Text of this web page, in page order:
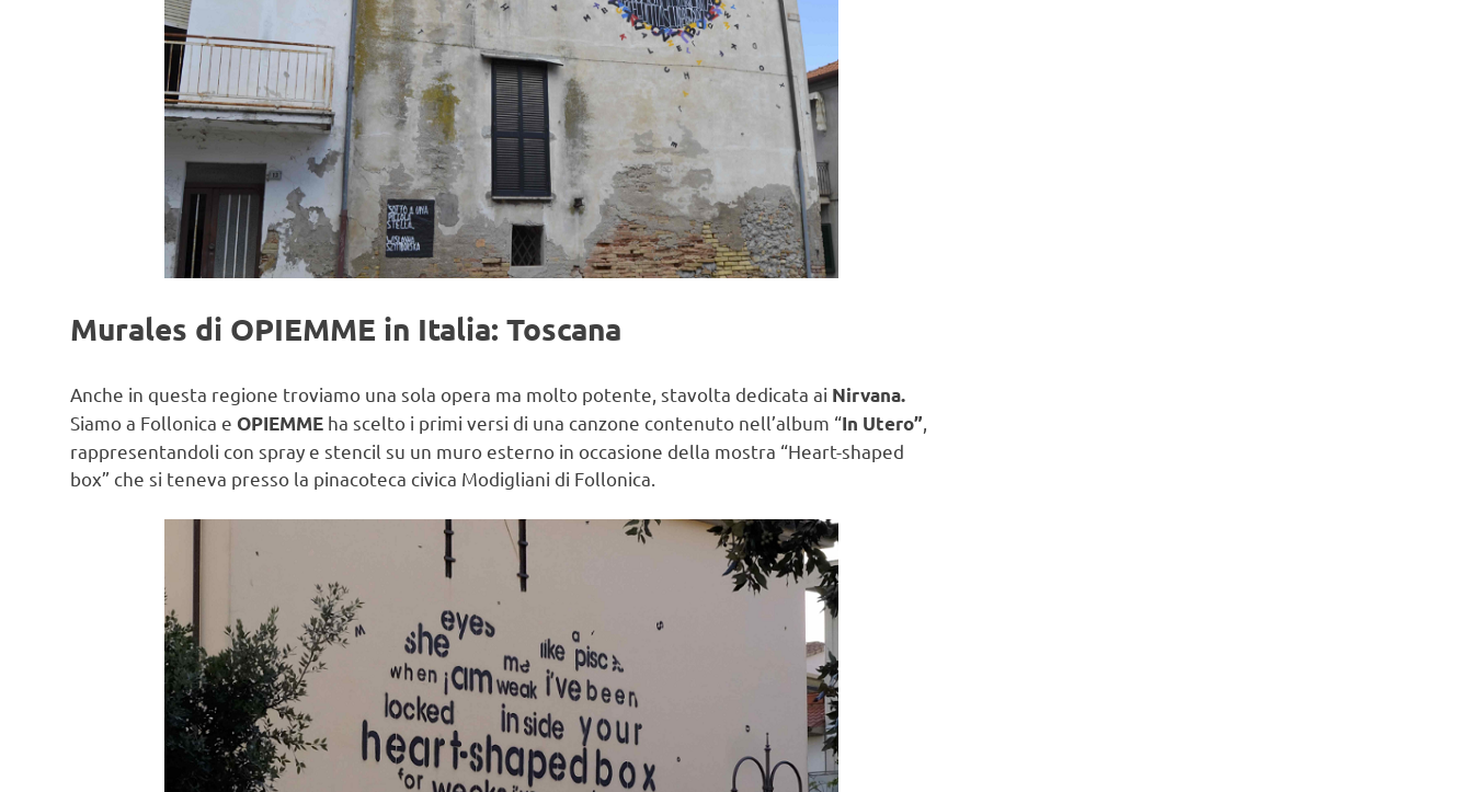
Murales di OPIEMME in Italia: Toscana
Anche in questa regione troviamo una sola opera ma molto potente, stavolta dedicata ai Nirvana.
Siamo a Follonica e OPIEMME ha scelto i primi versi di una canzone contenuto nell’album “In Utero”
rappresentandoli con spray e stencil su un muro esterno in occasione della mostra “Heart-shaped
box” che si teneva presso la pinacoteca civica Modigliani di Follonica.